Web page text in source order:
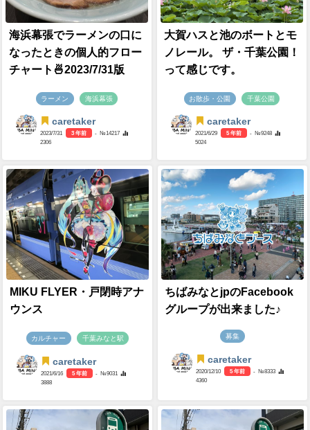
海浜幕張でラーメンの口に
なったときの個人的フロー
チャート🍜2023/7/31版
ラーメン 海浜幕張
caretaker
2023/7/31 3 年前
- №14217
2306
大賀ハスと池のボートとモ
ノレール。 ザ・千葉公園！
って感じです。
お散歩・公園 千葉公園
caretaker
2021/6/29 5 年前
- №9248
5024
MIKU FLYER・戸閉時アナ
ウンス
カルチャー 千葉みなと駅
caretaker
2021/6/16 5 年前
- №9031
3888
ちばみなとjpのFacebook
グループが出来ました♪
募集
caretaker
2020/12/10 5 年前
- №8333
4360